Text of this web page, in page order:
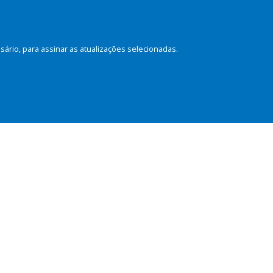
para assinar as atualizações selecionadas.